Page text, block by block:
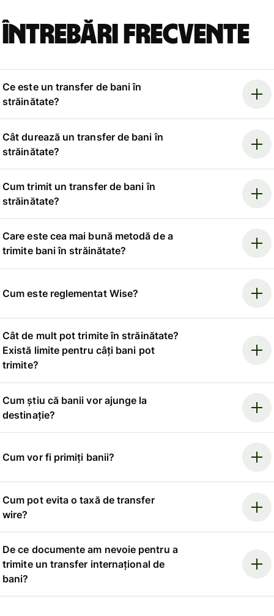
Întrebări frecvente
Ce este un transfer de bani în
străinătate?
Cât durează un transfer de bani în
străinătate?
Cum trimit un transfer de bani în
străinătate?
Care este cea mai bună metodă de a
trimite bani în străinătate?
Cum este reglementat Wise?
Cât de mult pot trimite în străinătate?
Există limite pentru câți bani pot
trimite?
Cum știu că banii vor ajunge la
destinație?
Cum vor fi primiți banii?
Cum pot evita o taxă de transfer
wire?
De ce documente am nevoie pentru a
trimite un transfer internațional de
bani?